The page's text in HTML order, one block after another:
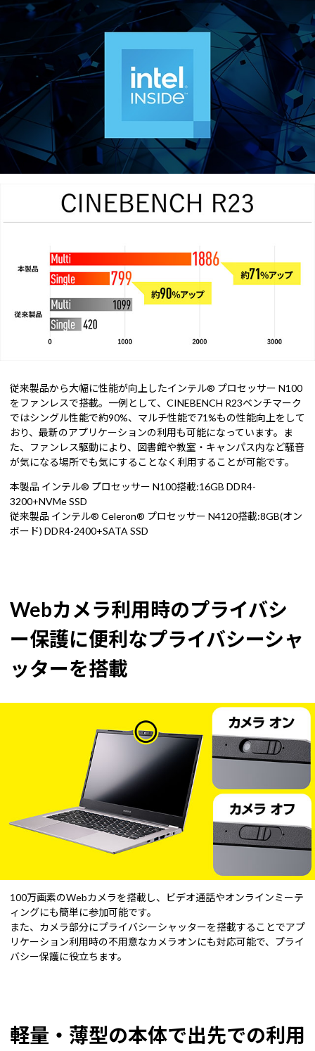
従来製品から大幅に性能が向上したインテル® プロセッサー N100
をファンレスで搭載。一例として、CINEBENCH R23ベンチマーク
ではシングル性能で約90%、マルチ性能で71%もの性能向上をして
おり、最新のアプリケーションの利用も可能になっています。ま
た、ファンレス駆動により、図書館や教室・キャンパス内など騒音
が気になる場所でも気にすることなく利用することが可能です。
本製品 インテル® プロセッサー N100搭載:16GB DDR4-
3200+NVMe SSD
従来製品 インテル® Celeron® プロセッサー N4120搭載:8GB(オン
ボード) DDR4-2400+SATA SSD
Webカメラ利用時のプライバシ
ー保護に便利なプライバシーシャ
ッターを搭載
100万画素のWebカメラを搭載し、ビデオ通話やオンラインミーテ
ィングにも簡単に参加可能です。
また、カメラ部分にプライバシーシャッターを搭載することでアプ
リケーション利用時の不用意なカメラオンにも対応可能で、プライ
バシー保護に役立ちます。
軽量・薄型の本体で出先での利用